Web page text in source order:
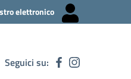
elettronico
Seguici su: